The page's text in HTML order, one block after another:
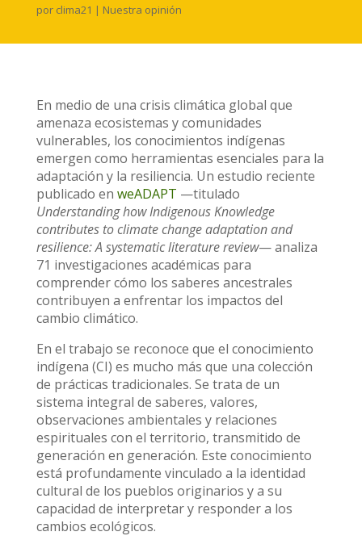
por clima21 | Nuestra opinión
En medio de una crisis climática global que
amenaza ecosistemas y comunidades
vulnerables, los conocimientos indígenas
emergen como herramientas esenciales para la
adaptación y la resiliencia. Un estudio reciente
publicado en weADAPT —titulado
Understanding how Indigenous Knowledge
contributes to climate change adaptation and
resilience: A systematic literature review— analiza
71 investigaciones académicas para
comprender cómo los saberes ancestrales
contribuyen a enfrentar los impactos del
cambio climático.
En el trabajo se reconoce que el conocimiento
indígena (CI) es mucho más que una colección
de prácticas tradicionales. Se trata de un
sistema integral de saberes, valores,
observaciones ambientales y relaciones
espirituales con el territorio, transmitido de
generación en generación. Este conocimiento
está profundamente vinculado a la identidad
cultural de los pueblos originarios y a su
capacidad de interpretar y responder a los
cambios ecológicos.